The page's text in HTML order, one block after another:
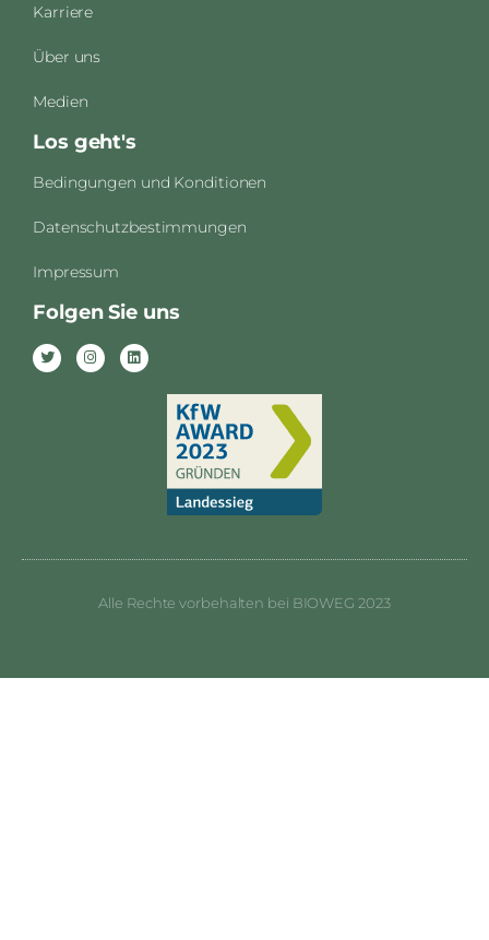
Karriere
Über uns
Medien
Los geht's
Bedingungen und Konditionen
Datenschutzbestimmungen
Impressum
Folgen Sie uns
Alle Rechte vorbehalten bei BIOWEG 2023